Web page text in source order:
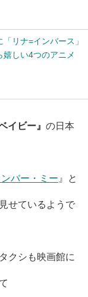
リナ=インバース」
しい4つのアニメ
イビー』 の日本
ンバー・ミー 』と
せているようで
クシも映画館に